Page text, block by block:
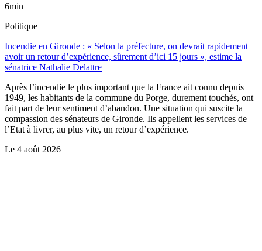
6min
Politique
Incendie en Gironde : « Selon la préfecture, on devrait rapidement
avoir un retour d’expérience, sûrement d’ici 15 jours », estime la
sénatrice Nathalie Delattre
Après l’incendie le plus important que la France ait connu depuis
1949, les habitants de la commune du Porge, durement touchés, ont
fait part de leur sentiment d’abandon. Une situation qui suscite la
compassion des sénateurs de Gironde. Ils appellent les services de
l’Etat à livrer, au plus vite, un retour d’expérience.
Le 4 août 2026